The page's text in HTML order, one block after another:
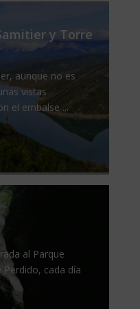
y Torre
aunque no es
vistas
el embalse ...
al Parque
cada día